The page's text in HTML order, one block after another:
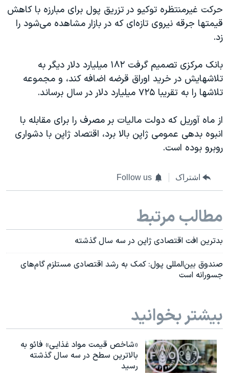
همایش محافظه‌کاران آمریکا «سی‌پک»
صفحه‌های ویژه
حرکت غيرمنتظره توکيو در تزريق پول برای مبارزه با کاهش
قیمتها جرقه نيروی تازه‌ای که در بازار مشاهده می‌شود را
زد.
بانک مرکزی تصمیم گرفت ۱۸۲ ميليارد دلار ديگر به
تلاشهايش در خريد اوراق قرضه اضافه کند، و مجموعه
تلاشها را به تقريبا ۷۲۵ ميليارد دلار در سال برساند.
از ماه آوریل که دولت مالیات بر مصرف را برای مقابله با
انبوه بدهی عمومی ژاپن بالا برد، اقتصاد ژاپن با دشواری
روبرو بوده است.
اشتراک Follow us
مطالب مرتبط
بدترین افت اقتصادی ژاپن در سه سال گذشته
صندوق بین‌المللی پول: کمک به رشد اقتصادی مستلزم گام‌های
جسورانه است
بیشتر بخوانید
«شاخص قیمت مواد غذایی» فائو به
بالاترین سطح در سه سال گذشته
رسید